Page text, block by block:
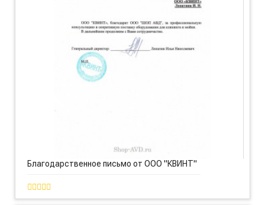
Благодарственное письмо от ООО "КВИНТ"